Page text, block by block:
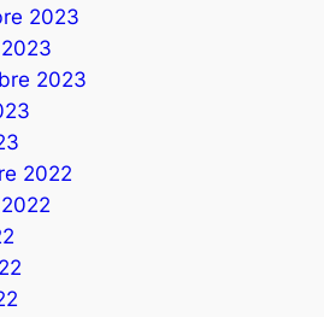
2023
2023
2022